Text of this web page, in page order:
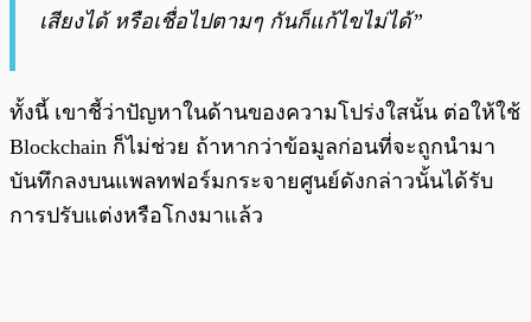
เสียงได้ หรือเชื่อไปตามๆ กันก็แก้ไขไม่ได้”
ทั้งนี้ เขาชี้ว่าปัญหาในด้านของความโปร่งใสนั้น ต่อให้ใช้
Blockchain ก็ไม่ช่วย ถ้าหากว่าข้อมูลก่อนที่จะถูกนำมา
บันทึกลงบนแพลทฟอร์มกระจายศูนย์ดังกล่าวนั้นได้รับ
การปรับแต่งหรือโกงมาแล้ว